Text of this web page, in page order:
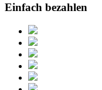
Einfach bezahlen